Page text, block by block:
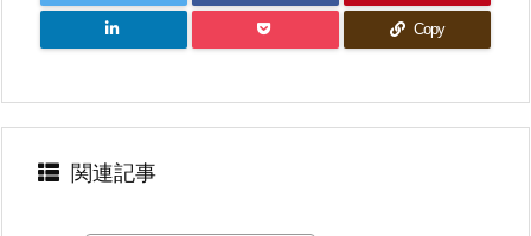
Copy
関連記事